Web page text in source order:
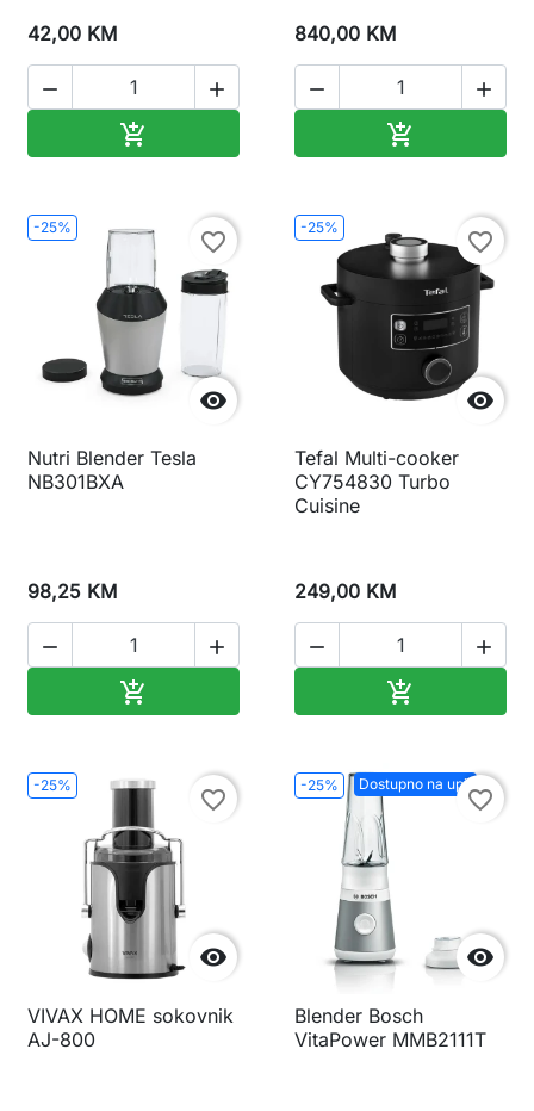
42,00 KM
 

840,00 KM
 

-25%

favorite_border
Nutri Blender Tesla
NB301BXA
98,25 KM
 

-25%

favorite_border
Tefal Multi-cooker
CY754830 Turbo
Cuisine
249,00 KM
 

-25%

favorite_border
VIVAX HOME sokovnik
AJ-800
-25% Dostupno na upit

favorite_border
Blender Bosch
VitaPower MMB2111T